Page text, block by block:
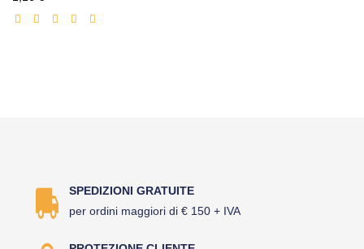
scontato
SPEDIZIONI GRATUITE
per ordini maggiori di € 150 + IVA